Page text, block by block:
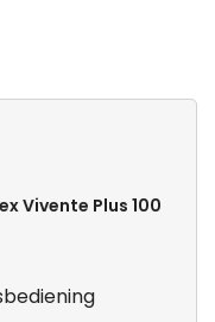
de
jou is?
Vivente Plus 100